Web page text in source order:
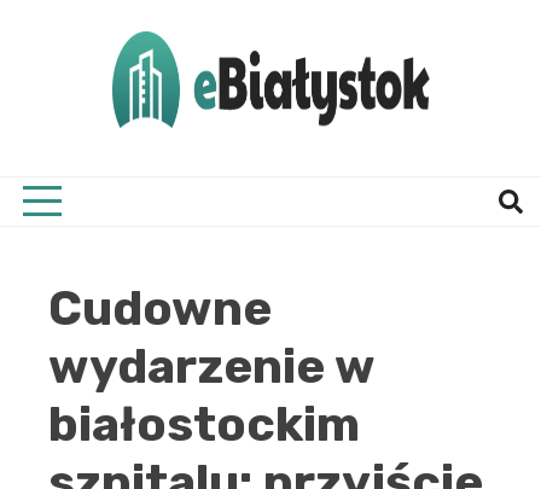
Cudowne
wydarzenie w
białostockim